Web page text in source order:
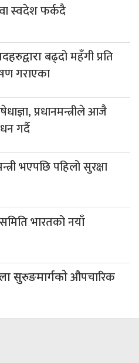
स्वदेश फर्कदै
बढ्दो महँगी प्रति
गराएका
प्रधानमन्त्रीले आजै
गर्दै
भएपछि पहिलो सुरक्षा
समिति भारतको नयाँ
सुरुङमार्गकोऔपचारिक